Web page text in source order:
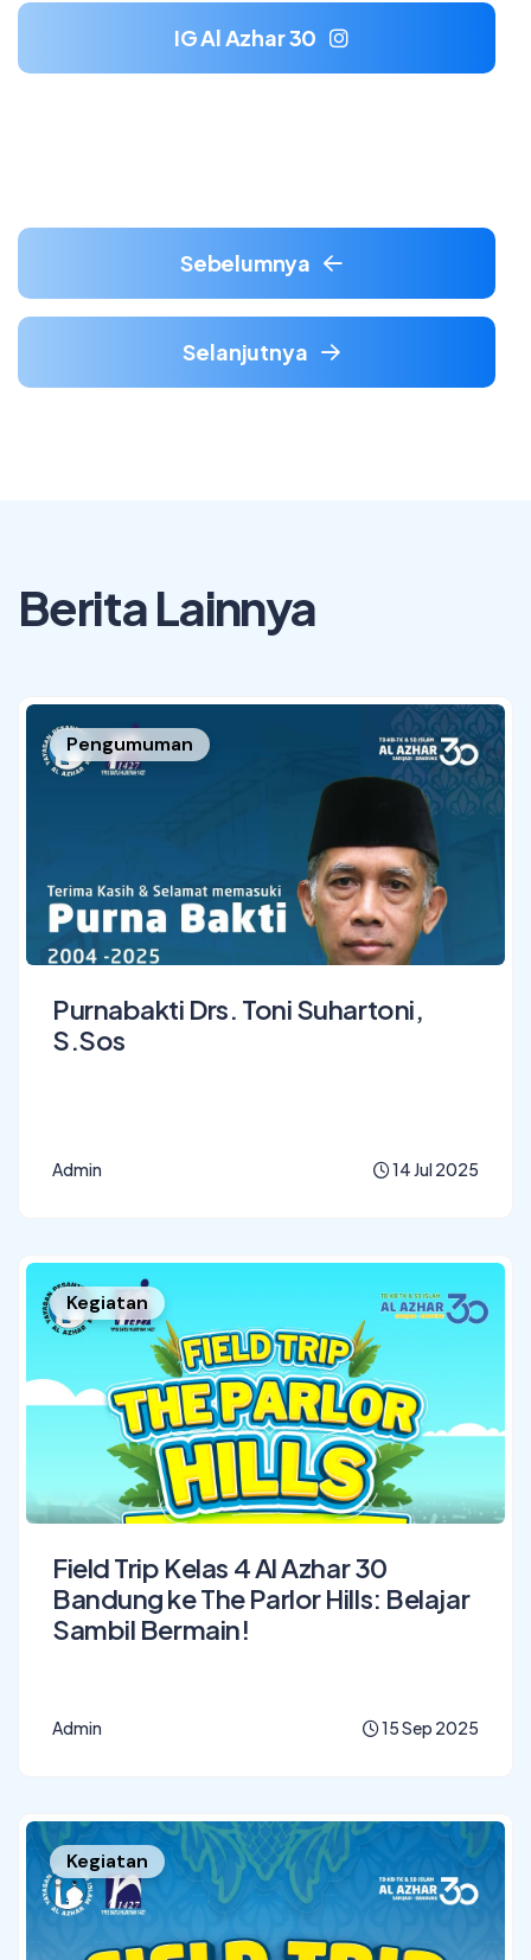
IG Al Azhar 30
Sebelumnya
Selanjutnya
Berita Lainnya
Pengumuman
Purnabakti Drs. Toni Suhartoni,
S.Sos
Admin 14 Jul 2025
Kegiatan
Field Trip Kelas 4 Al Azhar 30
Bandung ke The Parlor Hills: Belajar
Sambil Bermain!
Admin 15 Sep 2025
Kegiatan